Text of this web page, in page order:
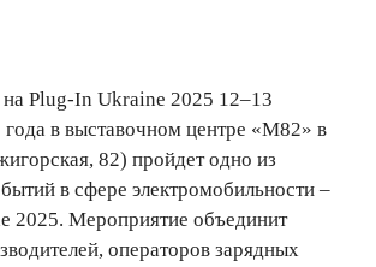
Plug-In Ukraine 2025 12–13
года в выставочном центре «М82» в
82) пройдет одно из
в сфере электромобильности –
2025. Мероприятие объединит
операторов зарядных